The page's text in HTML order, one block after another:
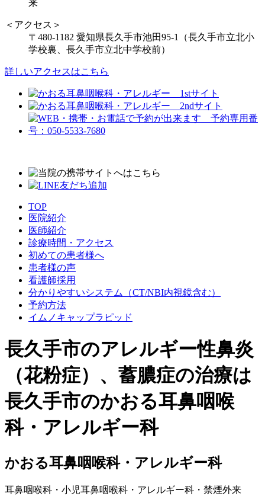
来
＜アクセス＞
〒480-1182 愛知県長久手市池田95-1（長久手市立北小
学校裏、長久手市立北中学校前）
詳しいアクセスはこちら
TOP
医院紹介
医師紹介
診療時間・アクセス
初めての患者様へ
患者様の声
看護師採用
分かりやすいシステム
（CT/NBI内視鏡含む）
予約方法
イムノキャップラピッド
長久手市のアレルギー性鼻炎
（花粉症）、蓄膿症の治療は
長久手市のかおる耳鼻咽喉
科・アレルギー科
かおる耳鼻咽喉科・アレルギー科
耳鼻咽喉科・小児耳鼻咽喉科・アレルギー科・禁煙外来